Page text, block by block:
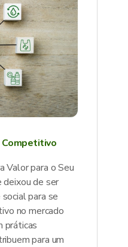
Valor para o Seu
de ser
para se
no mercado
práticas
para um